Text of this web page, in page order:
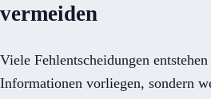
vermeiden
Viele Fehlentscheidungen
Informationen vorliegen, sondern